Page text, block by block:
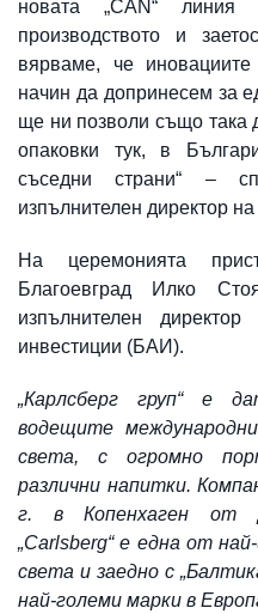
новата „CAN“
производството и
вярваме, че
начин да допринесем за
ще ни позволи също така
опаковки тук, в
съседни страни“ –
изпълнителен директор
На церемонията
Благоевград Илко
изпълнителен
инвестиции (БАИ).
„Карлсберг груп“ е
водещите
света, с огромно
различни напитки.
г. в Копенхаген от
„Carlsberg“ е една от
света и заедно с
най-големи марки в